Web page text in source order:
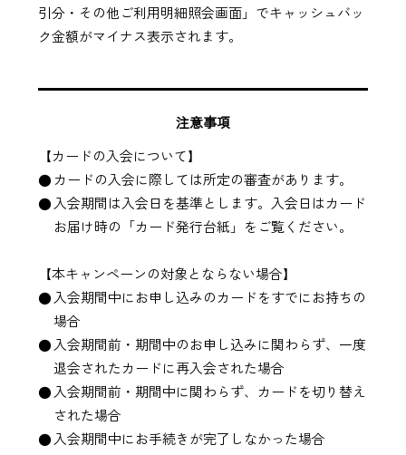
引分・その他ご利用明細照会画面」でキャッシュバッ
ク金額がマイナス表示されます。
注意事項
【カードの入会について】
カードの入会に際しては所定の審査があります。
入会期間は入会日を基準とします。入会日はカード
お届け時の「カード発行台紙」をご覧ください。
【本キャンペーンの対象とならない場合】
入会期間中にお申し込みのカードをすでにお持ちの
場合
入会期間前・期間中のお申し込みに関わらず、一度
退会されたカードに再入会された場合
入会期間前・期間中に関わらず、カードを切り替え
された場合
入会期間中にお手続きが完了しなかった場合